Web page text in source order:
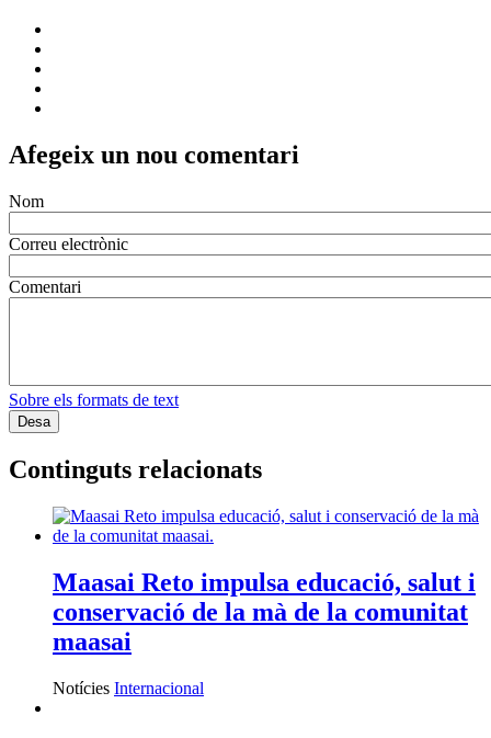
Afegeix un nou comentari
Nom
Correu electrònic
Comentari
Sobre els formats de text
Continguts relacionats
Maasai Reto impulsa educació, salut i
conservació de la mà de la comunitat
maasai
Notícies Internacional